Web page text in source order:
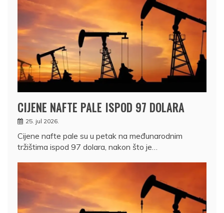
CIJENE NAFTE PALE ISPOD 97 DOLARA
25. jul 2026.
Cijene nafte pale su u petak na međunarodnim
tržištima ispod 97 dolara, nakon što je…